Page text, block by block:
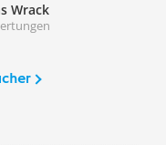
Wrack